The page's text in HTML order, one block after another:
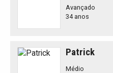
Avançado
34 anos
Patrick
Médio